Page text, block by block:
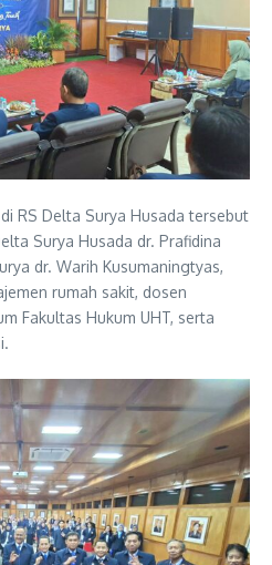
RS Delta Surya Husada tersebut
Surya Husada dr. Prafidina
dr. Warih Kusumaningtyas,
rumah sakit, dosen
Fakultas Hukum UHT, serta